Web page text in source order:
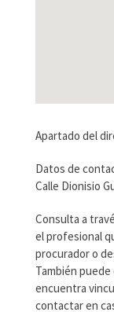
Apartado del
Datos de
Calle Dionisio
Consulta a
el profesional
procurador o
También
encuentra
contactar en